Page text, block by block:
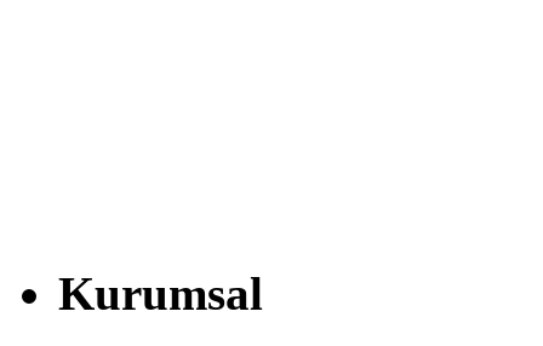
Kurumsal